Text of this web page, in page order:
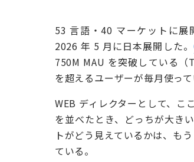
53 言語・40 マーケットに
2026 年 5 月に日本展開した。
750M MAU を突破している
を超えるユーザーが毎月使って
WEB ディレクターとして、こ
を並べたとき、どっちが大き
トがどう見えているかは、も
ている。